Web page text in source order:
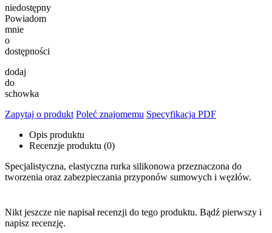
niedostępny
Powiadom
mnie
o
dostępności
dodaj
do
schowka
Zapytaj o produkt Poleć znajomemu Specyfikacja PDF
Opis produktu
Recenzje produktu (0)
Specjalistyczna, elastyczna rurka silikonowa przeznaczona do
tworzenia oraz zabezpieczania przyponów sumowych i węzłów.
Nikt jeszcze nie napisał recenzji do tego produktu. Bądź pierwszy i
napisz recenzję.